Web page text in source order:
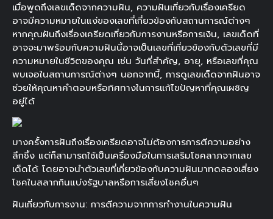
เมื่อพูดถึงเลขเด็ดจากความฝัน, ความฝันเกี่ยวกับเรื่องเครียด
อาจมีความหมายในแง่ของเลขที่เกี่ยวข้องกับสถานการณ์ต่างๆ
หากคุณฝันถึงเรื่องเครียดเกี่ยวกับการงานหรือการเงิน, เลขเด็ดที่
อาจจะมาพร้อมกับความฝันนี้อาจเป็นเลขที่เกี่ยวข้องกับตัวเลขที่มี
ความหมายในชีวิตของคุณ เช่น วันที่สำคัญ, อายุ, หรือเลขที่คุณ
พบเจอในสถานการณ์ต่างๆ นอกจากนี้, การดูเลขเด็ดจากฝันอาจ
ช่วยให้คุณหาคำตอบหรือทิศทางในการแก้ไขปัญหาที่คุณเผชิญ
อยู่ได้
บางครั้งการฝันถึงเรื่องเครียดอาจไม่ต้องการการตีความอย่าง
ลึกซึ้ง แต่ก็สามารถใช้เป็นเครื่องมือในการเสริมโชคลาภจากเลข
เด็ดได้ โดยอาจนำตัวเลขที่เกี่ยวข้องกับความฝันมาทดลองเสี่ยง
โชคในสลากกินแบ่งรัฐบาลหรือการเสี่ยงโชคอื่นๆ
ฝันเกี่ยวกับการงาน: การตีความจากการทำงานในความฝัน